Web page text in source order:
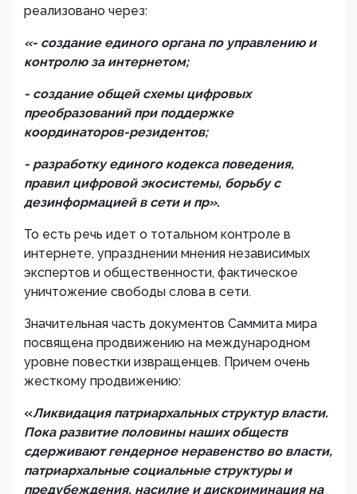
реализовано через:
«- создание единого органа по управлению и
контролю за интернетом;
- создание общей схемы цифровых
преобразований при поддержке
координаторов-резидентов;
- разработку единого кодекса поведения,
правил цифровой экосистемы, борьбу с
дезинформацией в сети и пр».
То есть речь идет о тотальном контроле в
интернете, упразднении мнения независимых
экспертов и общественности, фактическое
уничтожение свободы слова в сети.
Значительная часть документов Саммита мира
посвящена продвижению на международном
уровне повестки извращенцев. Причем очень
жесткому продвижению:
«Ликвидация патриархальных структур власти.
Пока развитие половины наших обществ
сдерживают гендерное неравенство во власти,
патриархальные социальные структуры и
предубеждения, насилие и дискриминация на